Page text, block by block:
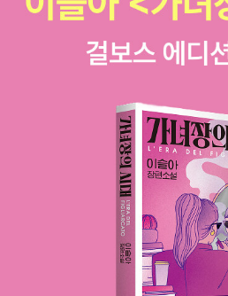
북출판사이메일
화 02-335-6407